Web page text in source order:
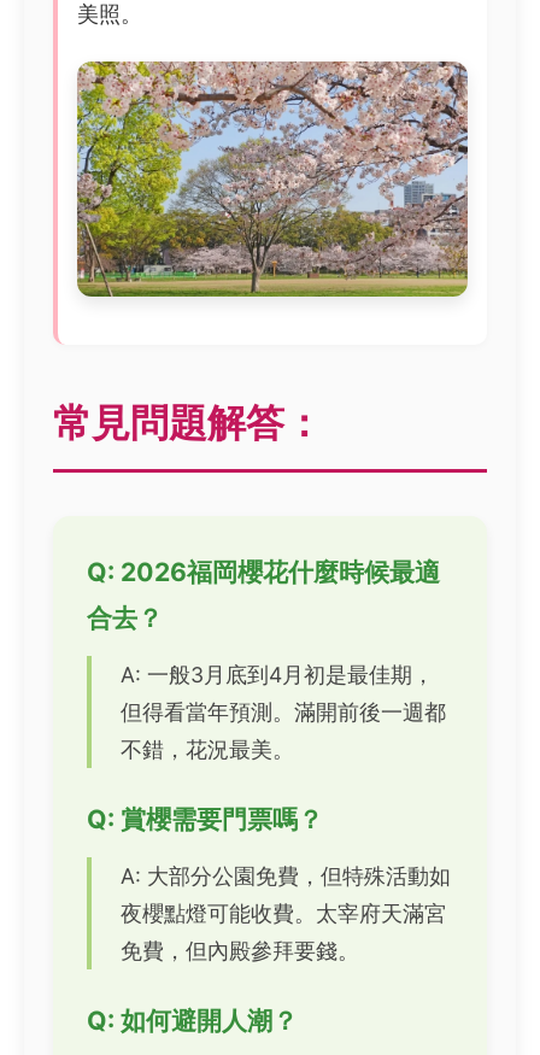
美照。
常見問題解答：
Q: 2026福岡櫻花什麼時候最適
合去？
A: 一般3月底到4月初是最佳期，
但得看當年預測。滿開前後一週都
不錯，花況最美。
Q: 賞櫻需要門票嗎？
A: 大部分公園免費，但特殊活動如
夜櫻點燈可能收費。太宰府天滿宮
免費，但內殿參拜要錢。
Q: 如何避開人潮？